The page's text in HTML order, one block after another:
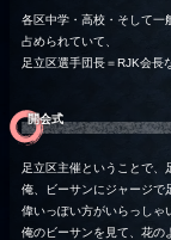
各区中学・高校・そして一
占められていて、
足立区選手団長＝RJK会長
開会式
足立区主催ということで、
俺、ビーサンにジャージで
偉いっぽい方がいらっしゃ
俺のビーサンを見て、花の